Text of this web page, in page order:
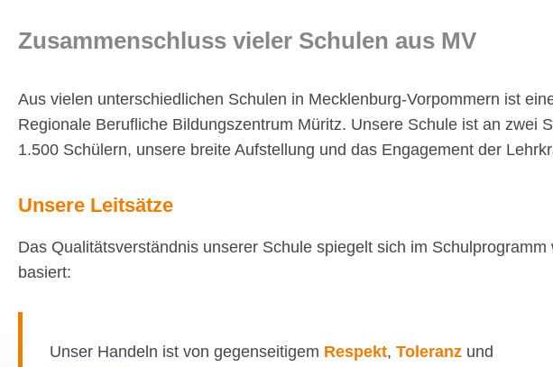
Zusammenschluss vieler Schulen aus MV
Aus vielen unterschiedlichen Schulen in Mecklenburg-Vorpommern ist
Regionale Berufliche Bildungszentrum Müritz. Unsere Schule ist an
1.500 Schülern, unsere breite Aufstellung und das Engagement der
Unsere Leitsätze
Das Qualitätsverständnis unserer Schule spiegelt sich im
basiert:
Unser Handeln ist von gegenseitigem Respekt, Toleranz und